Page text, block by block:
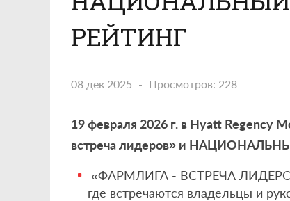
РЕЙТИНГ
08 дек 2025 Просмотров: 228
19 февраля 2026 г. в Hyatt Regency
встреча лидеров» и
«ФАРМЛИГА - ВСТРЕЧА
где встречаются владельцы и